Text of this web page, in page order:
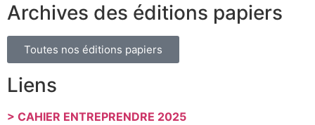
Archives des éditions papiers
Toutes nos éditions papiers
Liens
> CAHIER ENTREPRENDRE 2025